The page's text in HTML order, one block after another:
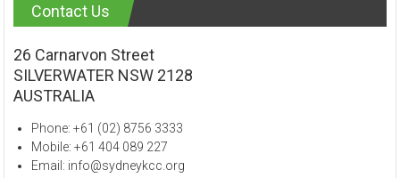
Contact Us
26 Carnarvon Street
SILVERWATER NSW 2128
AUSTRALIA
Phone: +61 (02) 8756 3333
Mobile: +61 404 089 227
Email: info@sydneykcc.org